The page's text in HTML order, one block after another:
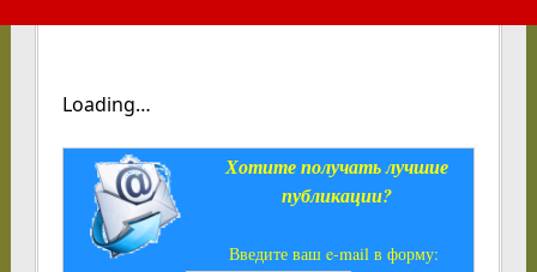
Loading…
Хотите получать лучшие
публикации?
Введите ваш e-mail в форму: